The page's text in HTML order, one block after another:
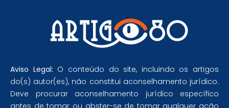
Aviso Legal: O conteúdo do site, incluindo os artigos
do(s) autor(es), não constitui aconselhamento jurídico.
Deve procurar aconselhamento jurídico específico
antes de tomar ou abster-se de tomar qualquer ação